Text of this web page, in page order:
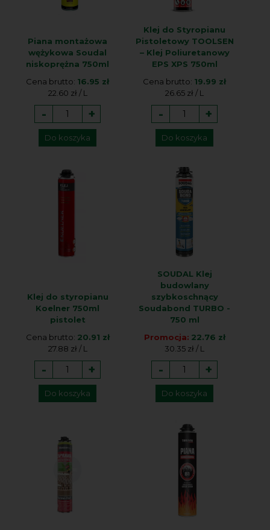
Piana montażowa
wężykowa Soudal
niskoprężna 750ml
Cena brutto: 16.95 zł
22.60 zł / L
- +
Do koszyka
Klej do Styropianu
Pistoletowy TOOLSEN
– Klej Poliuretanowy
EPS XPS 750ml
Cena brutto: 19.99 zł
26.65 zł / L
- +
Do koszyka
Klej do styropianu
Koelner 750ml
pistolet
Cena brutto: 20.91 zł
27.88 zł / L
- +
Do koszyka
SOUDAL Klej
budowlany
szybkoschnący
Soudabond TURBO -
750 ml
Promocja: 22.76 zł
30.35 zł / L
- +
Do koszyka